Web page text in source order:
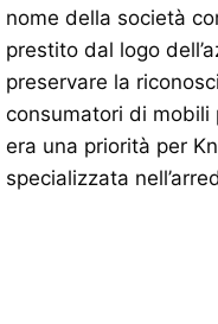
nome della società
prestito dal logo
preservare la
consumatori di mobili
era una priorità per
specializzata